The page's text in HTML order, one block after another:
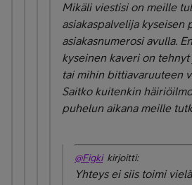
Mikäli viestisi on meille
asiakaspalvelija kyseisen
asiakasnumerosi avulla.
kyseinen kaveri on
tai mihin bittiavaruuteen
Saitko kuitenkin
puhelun aikana meille
@Figkikirjoitti:
Yhteys ei siis toimi